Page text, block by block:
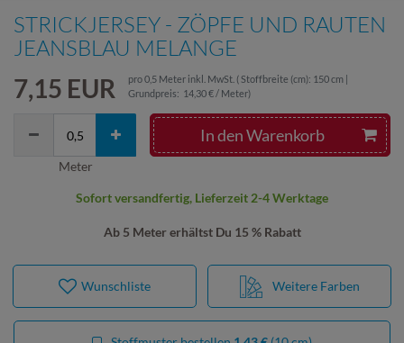
STRICKJERSEY - ZÖPFE UND RAUTEN
JEANSBLAU MELANGE
7,15 EUR pro0,5 Meter inkl. MwSt. ( Stoffbreite (cm): 150 cm |
Grundpreis: 14,30 € / Meter)
Ab 5 Meter erhältst Du 15 % Rabatt
In den Warenkorb
Meter
Sofort versandfertig, Lieferzeit 2-4 Werktage
Weitere Farben
Wunschliste